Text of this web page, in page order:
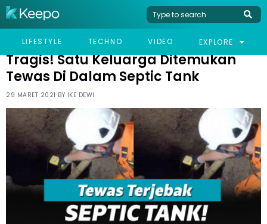
LIFESTYLE TECHNO VIDEO EXPLORE
HOME VIRAL
TRAGIS! SATU KELUARGA DITEMUKAN TEWAS DI DALAM SEPTIC
Tragis! Satu Keluarga Ditemukan
Tewas Di Dalam Septic Tank
29 MARET 2021 BY IKE DEWI